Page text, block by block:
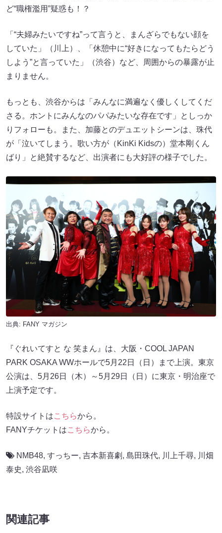
ど“職権濫用”疑惑も！？
「“夫婦みたいですね”って言うと、まんざらでもない顔を
していた」（川上）、「休憩中に“好きになってもたらどう
しよう”と言っていた」（渋谷）など、周囲からの暴露が止
まりません。
もっとも、渋谷からは「みんなに満遍なく優しくしてくだ
さる。ホントにみんなのパパみたいな存在です」としっか
りフォローも。また、加藤とのデュエットシーンは、珠代
が「泣いてしまう。歌い方が（KinKi Kidsの）堂本剛くん
ばり」と絶賛するなど、出演者にも大好評の様子でした。
出典: FANY マガジン
『ぐれいてすと な 笑まん』は、大阪・COOL JAPAN
PARK OSAKA WWホールで5月22日（日）まで上演。東京
公演は、5月26日（木）～5月29日（日）に東京・明治座で
上演予定です。
特設サイトはこちらから。
FANYチケットはこちらから。
NMB48, すっちー, 吉本新喜劇 , 島田珠代, 川上千尋, 川畑
泰史, 渋谷凪咲
関連記事